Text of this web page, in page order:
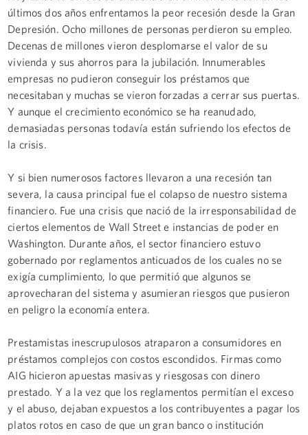
últimos dos años enfrentamos la peor recesión desde la Gran
Depresión. Ocho millones de personas perdieron su empleo.
Decenas de millones vieron desplomarse el valor de su
vivienda y sus ahorros para la jubilación. Innumerables
empresas no pudieron conseguir los préstamos que
necesitaban y muchas se vieron forzadas a cerrar sus puertas.
Y aunque el crecimiento económico se ha reanudado,
demasiadas personas todavía están sufriendo los efectos de
la crisis.
Y si bien numerosos factores llevaron a una recesión tan
severa, la causa principal fue el colapso de nuestro sistema
financiero. Fue una crisis que nació de la irresponsabilidad de
ciertos elementos de Wall Street e instancias de poder en
Washington. Durante años, el sector financiero estuvo
gobernado por reglamentos anticuados de los cuales no se
exigía cumplimiento, lo que permitió que algunos se
aprovecharan del sistema y asumieran riesgos que pusieron
en peligro la economía entera.
Prestamistas inescrupulosos atraparon a consumidores en
préstamos complejos con costos escondidos. Firmas como
AIG hicieron apuestas masivas y riesgosas con dinero
prestado. Y a la vez que los reglamentos permitían el exceso
y el abuso, dejaban expuestos a los contribuyentes a pagar los
platos rotos en caso de que un gran banco o institución